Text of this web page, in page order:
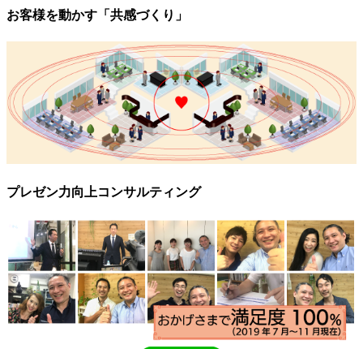
お客様を動かす「共感づくり」
プレゼン力向上コンサルティング